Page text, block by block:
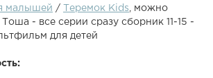
малышей / Теремок Kids , можно
- все серии сразу сборник 11-15 -
для детей